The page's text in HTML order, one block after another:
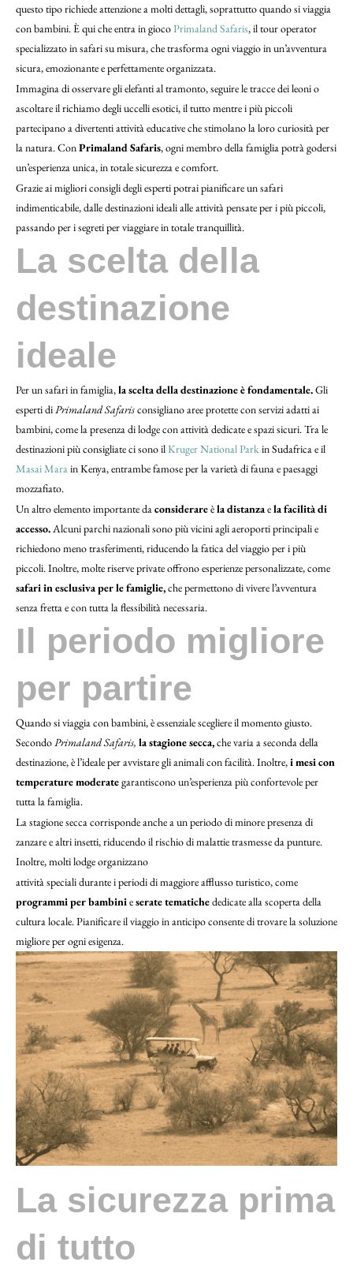
questo tipo richiede attenzione a molti dettagli, soprattutto quando si viaggia
con bambini. È qui che entra in giocoPrimaland Safaris, il tour operator
specializzato in safari su misura, che trasforma ogni viaggio in un’avventura
sicura, emozionante e perfettamente organizzata.
Immagina di osservare gli elefanti al tramonto, seguire le tracce dei leoni o
ascoltare il richiamo degli uccelli esotici, il tutto mentre i più piccoli
partecipano a divertenti attività educative che stimolano la loro curiosità per
la natura. ConPrimaland Safaris, ogni membro della famiglia potrà godersi
un’esperienza unica, in totale sicurezza e comfort.
Grazie ai migliori consigli degli esperti potrai pianificare un safari
indimenticabile, dalle destinazioni ideali alle attività pensate per i più piccoli,
passando per i segreti per viaggiare in totale tranquillità.
La scelta della
destinazione
ideale
Per un safari in famiglia,la scelta della destinazione è fondamentale.Gli
esperti diPrimaland Safarisconsigliano aree protette con servizi adatti ai
bambini, come la presenza di lodge con attività dedicate e spazi sicuri. Tra le
destinazioni più consigliate ci sono ilKruger National Parkin Sudafrica e il
Masai Marain Kenya, entrambe famose per la varietà di fauna e paesaggi
mozzafiato.
Un altro elemento importante daconsiderareèla distanzaela facilità di
accesso.Alcuni parchi nazionali sono più vicini agli aeroporti principali e
richiedono meno trasferimenti, riducendo la fatica del viaggio per i più
piccoli. Inoltre, molte riserve private offrono esperienze personalizzate, come
safari in esclusiva per le famiglie,che permettono di vivere l’avventura
senza fretta e con tutta la flessibilità necessaria.
Il periodo migliore
per partire
Quando si viaggia con bambini, è essenziale scegliere il momento giusto.
SecondoPrimaland Safaris, la stagione secca,che varia a seconda della
destinazione, è l’ideale per avvistare gli animali con facilità. Inoltre,i mesi con
temperature moderategarantiscono un’esperienza più confortevole per
tutta la famiglia.
La stagione secca corrisponde anche a un periodo di minore presenza di
zanzare e altri insetti, riducendo il rischio di malattie trasmesse da punture.
Inoltre, molti lodge organizzano
attività speciali durante i periodi di maggiore afflusso turistico, come
programmi per bambinieserate tematichededicate alla scoperta della
cultura locale. Pianificare il viaggio in anticipo consente di trovare la soluzione
migliore per ogni esigenza.
La sicurezza prima
di tutto